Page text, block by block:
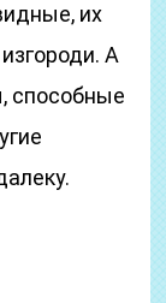
их
А
способные